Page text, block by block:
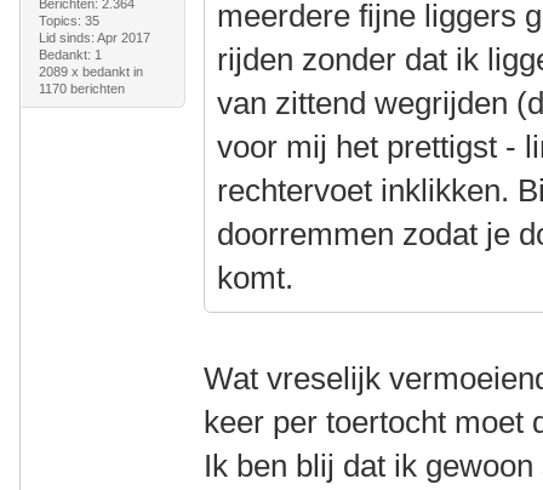
Berichten: 2.364
Topics: 35
Lid sinds: Apr 2017
Bedankt: 1
2089 x bedankt in
1170 berichten
meerdere fijne liggers
rijden zonder dat ik
van zittend wegrijden
voor mij het prettigst -
rechtervoet inklikken.
doorremmen zodat je
komt.
Wat vreselijk
keer per toertocht moet
Ik ben blij dat ik